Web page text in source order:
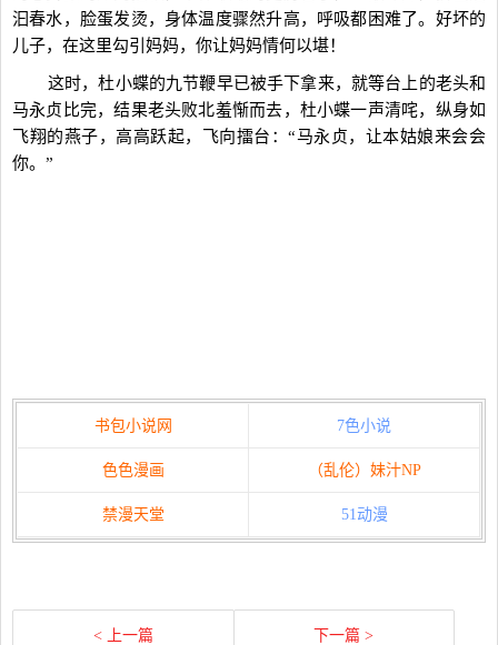
汩春水，脸蛋发烫，身体温度骤然升高，呼吸都困难了。好坏的
儿子，在这里勾引妈妈，你让妈妈情何以堪！
这时，杜小蝶的九节鞭早已被手下拿来，就等台上的老头和
马永贞比完，结果老头败北羞惭而去，杜小蝶一声清咤，纵身如
飞翔的燕子，高高跃起，飞向擂台：“马永贞，让本姑娘来会会
你。”
书包小说网 7色小说
色色漫画 （乱伦）妹汁NP
禁漫天堂 51动漫
< 上一篇
下一篇 >